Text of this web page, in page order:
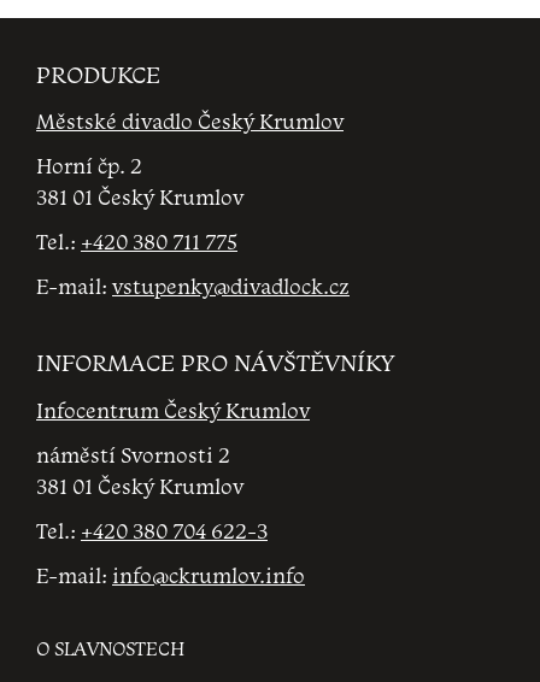
PRODUKCE
Městské divadlo Český Krumlov
Horní čp. 2
381 01 Český Krumlov
Tel.: +420 380 711 775
E-mail:vstupenky@divadlock.cz
INFORMACE PRO NÁVŠTĚVNÍKY
Infocentrum Český Krumlov
náměstí Svornosti 2
381 01 Český Krumlov
Tel.: +420 380 704 622-3
E-mail: info@ckrumlov.info
O SLAVNOSTECH